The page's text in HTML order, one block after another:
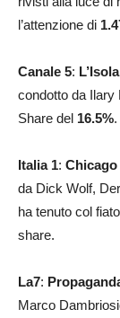
l’attenzione di
Canale 5:
condotto da Ilary
Share del 16.5%.
Italia 1: Chicago
da Dick Wolf,
ha tenuto col
share.
La7:
Marco